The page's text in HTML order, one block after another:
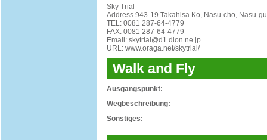
Sky Trial
Address 943-19 Takahisa Ko, Nasu-cho, Nasu-
TEL: 0081 287-64-4779
FAX: 0081 287-64-4779
Email: skytrial@d1.dion.ne.jp
URL: www.oraga.net/skytrial/
Walk and Fly
Ausgangspunkt:
Wegbeschreibung:
Sonstiges: